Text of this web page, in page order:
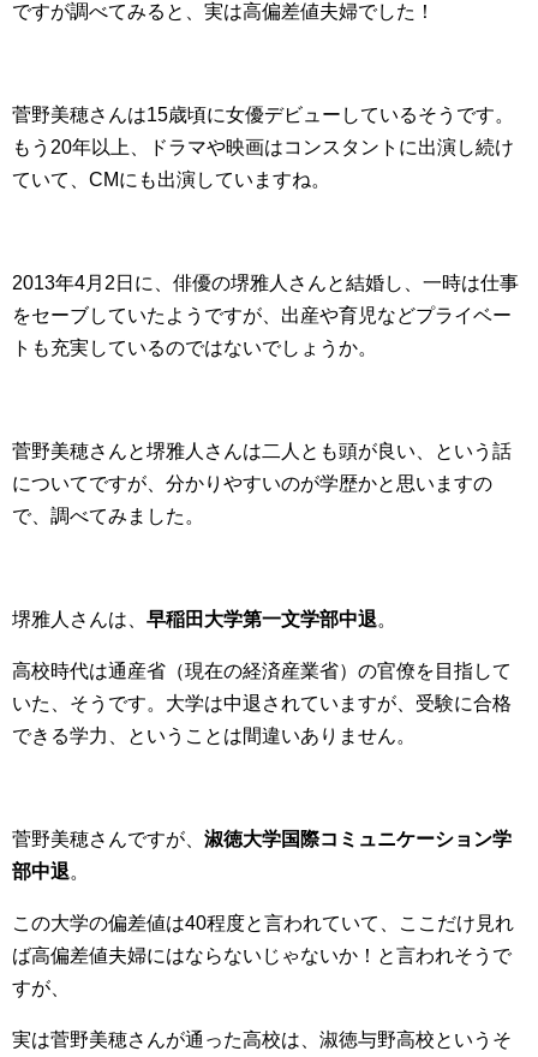
ですが調べてみると、実は高偏差値夫婦でした！
菅野美穂さんは15歳頃に女優デビューしているそうです。
もう20年以上、ドラマや映画はコンスタントに出演し続け
ていて、CMにも出演していますね。
2013年4月2日に、俳優の堺雅人さんと結婚し、一時は仕事
をセーブしていたようですが、出産や育児などプライベー
トも充実しているのではないでしょうか。
菅野美穂さんと堺雅人さんは二人とも頭が良い、という話
についてですが、分かりやすいのが学歴かと思いますの
で、調べてみました。
堺雅人さんは、 早稲田大学第一文学部中退。
高校時代は通産省（現在の経済産業省）の官僚を目指して
いた、そうです。大学は中退されていますが、受験に合格
できる学力、ということは間違いありません。
菅野美穂さんですが、 淑徳大学国際コミュニケーション学
部中退。
この大学の偏差値は40程度と言われていて、ここだけ見れ
ば高偏差値夫婦にはならないじゃないか！と言われそうで
すが、
実は菅野美穂さんが通った高校は、淑徳与野高校というそ